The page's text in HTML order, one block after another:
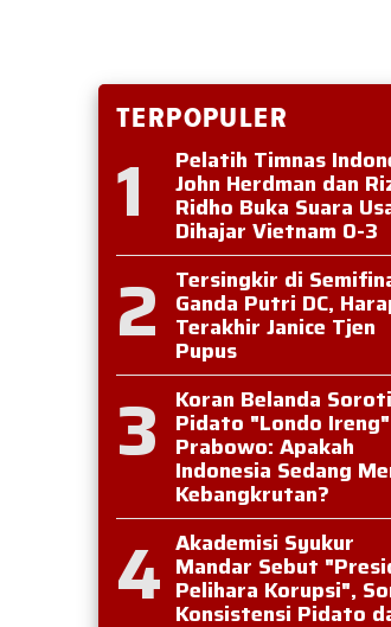
TERPOPULER
1 Pelatih Timnas
John Herdman dan
Ridho Buka Suara
Dihajar Vietnam 0-3
2 Tersingkir di
Ganda Putri DC,
Terakhir Janice Tjen
Pupus
3 Koran Belanda Soroti
Pidato "Londo Ireng"
Prabowo: Apakah
Indonesia Sedang
Kebangkrutan?
4 Akademisi Syukur
Mandar Sebut
Pelihara Korupsi",
Konsistensi Pidato